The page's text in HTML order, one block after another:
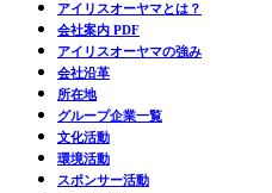
アイリスオーヤマとは？
会社案内 PDF
アイリスオーヤマの強み
会社沿革
所在地
グループ企業一覧
文化活動
環境活動
スポンサー活動